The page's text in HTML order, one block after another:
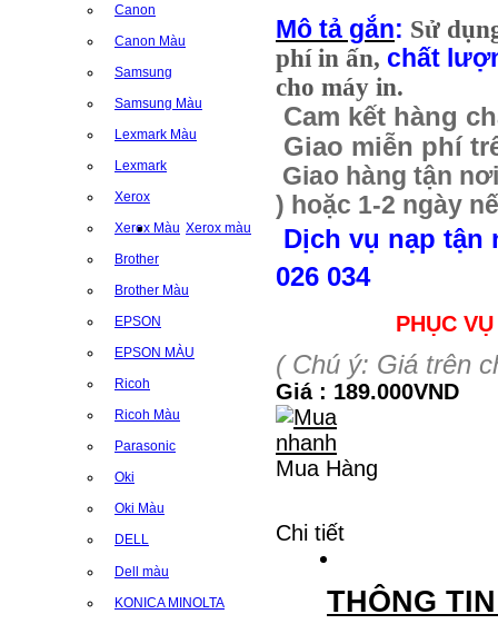
Canon
Canon Màu
Samsung
Samsung Màu
Lexmark Màu
Lexmark
Xerox
Xerox Màu Xerox màu
Brother
Brother Màu
EPSON
EPSON MÀU
Ricoh
Ricoh Màu
Parasonic
Oki
Oki Màu
DELL
Dell màu
KONICA MINOLTA
Mô tả gắn: Sử
phí in ấn, chất
cho máy in.
Cam kết hàng
Giao miễn phí
Giao hàng tận
) hoặc 1-2 ngày
Dịch vụ nạp tận
026 034
PHỤC
( Chú ý: Giá trên
Giá : 189.000VND
Mua Hàng
Chi tiết
THÔNG